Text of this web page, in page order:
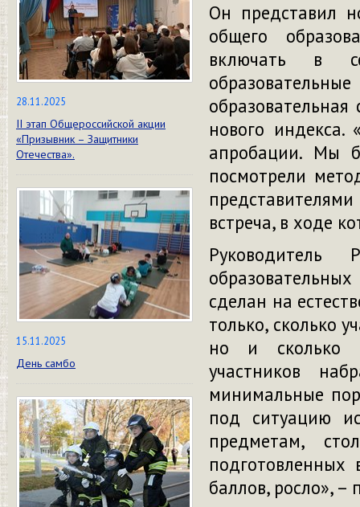
28.11.2025
II этап Общероссийской акции
«Призывник – Защитники
Отечества».
15.11.2025
День самбо
Он представил
общего
включать в
нового индекса.
апробации. Мы
посмотрели
встреча, в ходе
сделан на
только, сколько
но и сколько
участников
минимальные
под ситуацию
предметам,
баллов, росло», –